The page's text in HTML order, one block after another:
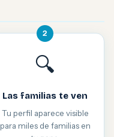
2
🔍
Las familias te ven
Tu perfil aparece visible
para miles de familias en